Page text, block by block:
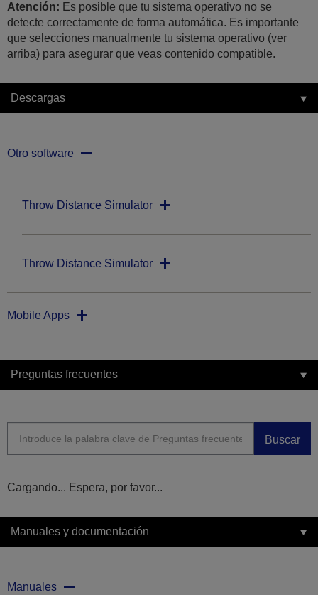
Atención: Es posible que tu sistema operativo no se
detecte correctamente de forma automática. Es importante
que selecciones manualmente tu sistema operativo (ver
arriba) para asegurar que veas contenido compatible.
Descargas
Otro software
Throw Distance Simulator
Throw Distance Simulator
Mobile Apps
Preguntas frecuentes
Buscar
Cargando... Espera, por favor...
Manuales y documentación
Manuales